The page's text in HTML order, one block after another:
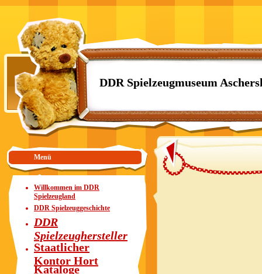
DDR Spielzeugmuseum
Menü
Willkommen im DDR
Spielzeugland
DDR Spielzeuggeschichte
DDR
Spielzeughersteller
Staatlicher
Kontor Hort
Kataloge